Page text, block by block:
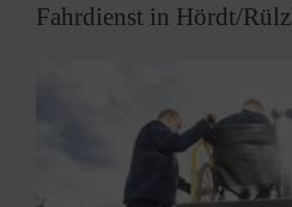
Fahrdienst in Hördt/